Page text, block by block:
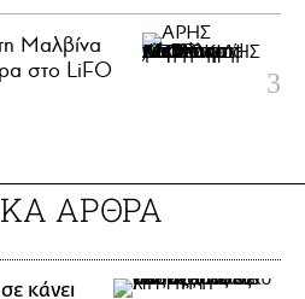
Μαλβίνα
στo LiFO
ΑΡΘΡΑ
κάνει